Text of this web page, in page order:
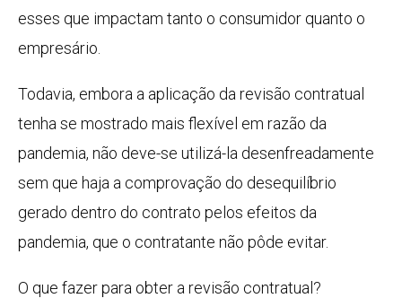
esses que impactam tanto o consumidor quanto o
empresário.
Todavia, embora a aplicação da revisão contratual
tenha se mostrado mais flexível em razão da
pandemia, não deve-se utilizá-la desenfreadamente
sem que haja a comprovação do desequilíbrio
gerado dentro do contrato pelos efeitos da
pandemia, que o contratante não pôde evitar.
O que fazer para obter a revisão contratual?